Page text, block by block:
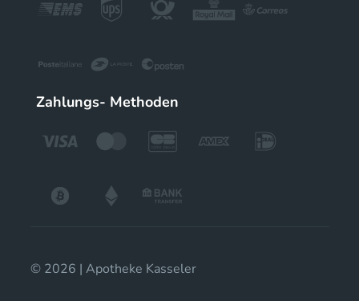
Zahlungs- Methoden
© 2026 | Apotheke Kasseler